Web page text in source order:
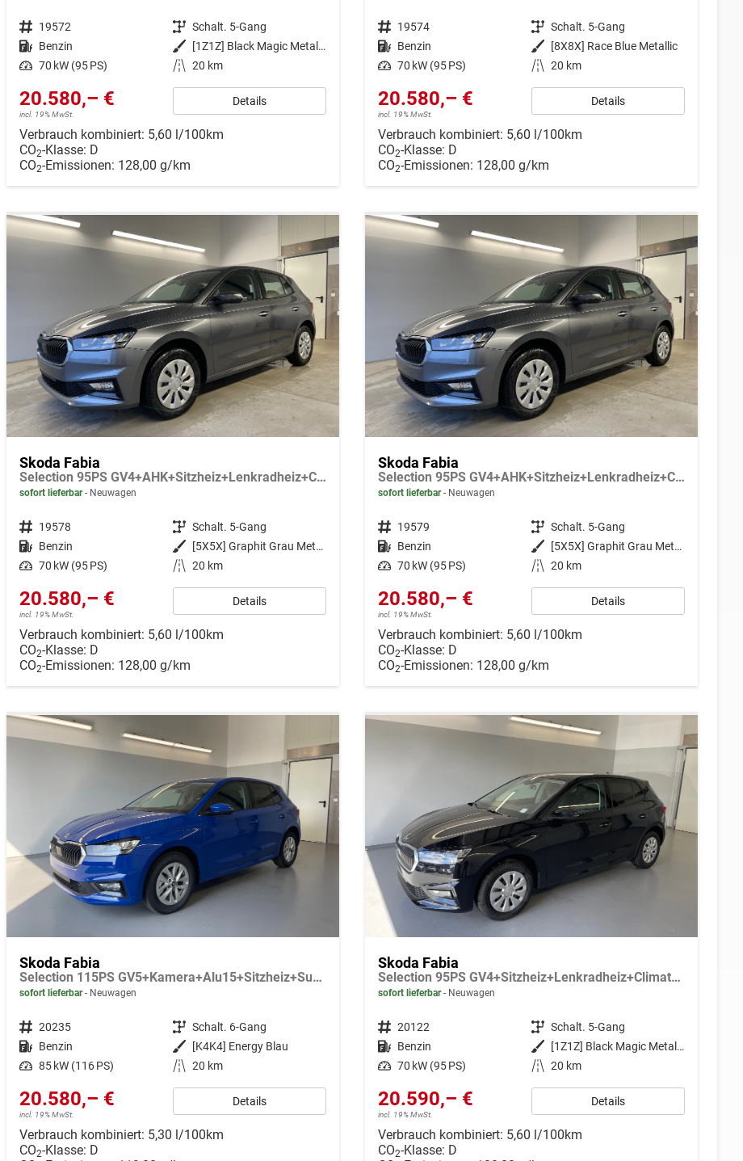
Fahrzeugnr. 19572 Getriebe Schalt. 5-Gang
Kraftstoff Benzin Außenfarbe
[1Z1Z] Black Magic Metallic
Leistung 70 kW (95 PS) Kilometerstand 20 km
20.580,– €
incl. 19% MwSt.
Details
Verbrauch kombiniert: 5,60 l/100km
CO2-Klasse: D
CO2-Emissionen: 128,00 g/km
Fahrzeugnr. 19574 Getriebe Schalt. 5-Gang
Kraftstoff Benzin Außenfarbe
[8X8X] Race Blue Metallic
Leistung 70 kW (95 PS) Kilometerstand 20 km
20.580,– €
incl. 19% MwSt.
Details
Verbrauch kombiniert: 5,60 l/100km
CO2-Klasse: D
CO2-Emissionen: 128,00 g/km
Skoda Fabia
Selection 95PS GV4+AHK+Sitzheiz+Lenkradheiz+Climatronic+Tempomat+PDC
sofort lieferbar Neuwagen
Fahrzeugnr. 19578 Getriebe Schalt. 5-Gang
Kraftstoff Benzin Außenfarbe
[5X5X] Graphit Grau Metallic
Leistung 70 kW (95 PS) Kilometerstand 20 km
20.580,– €
incl. 19% MwSt.
Details
Verbrauch kombiniert: 5,60 l/100km
CO2-Klasse: D
CO2-Emissionen: 128,00 g/km
Skoda Fabia
Selection 95PS GV4+AHK+Sitzheiz+Lenkradheiz+Climatronic+Tempomat+PDC
sofort lieferbar Neuwagen
Fahrzeugnr. 19579 Getriebe Schalt. 5-Gang
Kraftstoff Benzin Außenfarbe
[5X5X] Graphit Grau Metallic
Leistung 70 kW (95 PS) Kilometerstand 20 km
20.580,– €
incl. 19% MwSt.
Details
Verbrauch kombiniert: 5,60 l/100km
CO2-Klasse: D
CO2-Emissionen: 128,00 g/km
Skoda Fabia
Selection 115PS GV5+Kamera+Alu15+Sitzheiz+Sunset+Regensensor+AppConnect+LED
sofort lieferbar Neuwagen
Fahrzeugnr. 20235 Getriebe Schalt. 6-Gang
Kraftstoff Benzin Außenfarbe [K4K4] Energy Blau
Leistung 85 kW (116 PS) Kilometerstand 20 km
20.580,– €
incl. 19% MwSt.
Details
Verbrauch kombiniert: 5,30 l/100km
CO2-Klasse: D
Skoda Fabia
Selection 95PS GV4+Sitzheiz+Lenkradheiz+Climatronic+Sunset+AppConnect+PDC
sofort lieferbar Neuwagen
Fahrzeugnr. 20122 Getriebe Schalt. 5-Gang
Kraftstoff Benzin Außenfarbe
[1Z1Z] Black Magic Metallic
Leistung 70 kW (95 PS) Kilometerstand 20 km
20.590,– €
incl. 19% MwSt.
Details
Verbrauch kombiniert: 5,60 l/100km
CO2-Klasse: D